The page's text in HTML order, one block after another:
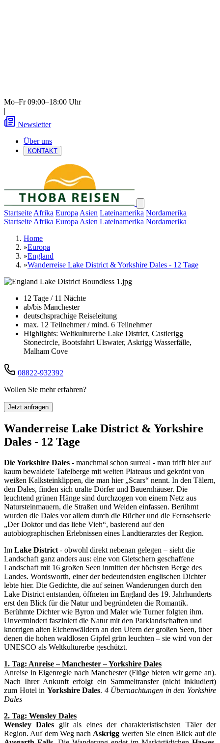
Mo–Fr 09:00–18:00 Uhr
|
Newsletter
Über uns
KONTAKT
Startseite Afrika Europa Asien Lateinamerika Nordamerika
Startseite Afrika Europa Asien Lateinamerika Nordamerika
Home
»Europa
»England
»Wanderreise Lake District & Yorkshire Dales - 12 Tage
12 Tage / 11 Nächte
ab/bis Manchester
deutschsprachige Reiseleitung
max. 12 Teilnehmer / mind. 6 Teilnehmer
Highlights: Weltkulturerbe Lake District, Castlerigg
Stonecircle, Bootsfahrt Ulswater, Askrigg Wasserfälle,
Malham Cove
08822-932392
Wollen Sie mehr erfahren?
Jetzt anfragen
Wanderreise Lake District & Yorkshire
Dales - 12 Tage
Die Yorkshire Dales - manchmal schon surreal - man trifft hier auf
kaum bewaldete Tafelberge mit weiten Plateaus und gekrönt von
weißen Kalksteinklippen, die man hier „Scars“ nennt. In den Tälern,
den Dales, finden sich uralte Dörfer und Bauernhäuser. Die
leuchtend grünen Hänge sind durchzogen von einem Netz aus
Natursteinmauern, die Straßen und Weiden einfassen. Berühmt
wurden die Dales vor allem durch die Bücher und die Fernsehserie
„Der Doktor und das liebe Vieh“, basierend auf den
autobiographischen Erlebnissen eines Landtierarztes der Region.
Im Lake District - obwohl direkt nebenan gelegen – sieht die
Landschaft ganz anders aus: eine von Gletschern geschaffene
Landschaft mit 16 großen Seen inmitten der höchsten Berge des
Landes. Wordsworth, einer der bedeutendsten englischen Dichter
lebte hier. Die Gedichte, die auf seinen Wanderungen durch den
Lake District entstanden, öffneten im England des 19. Jahrhunderts
erst den Blick für die Natur und begründeten die Romantik.
Berühmte Dichter wie Byron und Maler wie Turner folgten ihm.
Unvermindert fasziniert die Natur mit den Parklandschaften und
knorrigen alten Eichenwäldern an den Ufern der großen Seen, über
denen die hohen waldlosen Gipfel grün leuchten – sie wird von der
UNESCO als Weltkulturerbe geschützt.
1. Tag: Anreise – Manchester – Yorkshire Dales
Anreise in Eigenregie nach Manchester (Flüge bieten wir gerne an).
Nach Ihrer Ankunft erfolgt ein Sammeltransfer (nicht inkludiert)
zum Hotel in Yorkshire Dales. 4 Übernachtungen in den Yorkshire
Dales
2. Tag: Wensley Dales
Wensley Dales gilt als eines der charakteristischsten Täler der
Region. Auf dem Weg nach Askrigg werfen Sie einen Blick auf die